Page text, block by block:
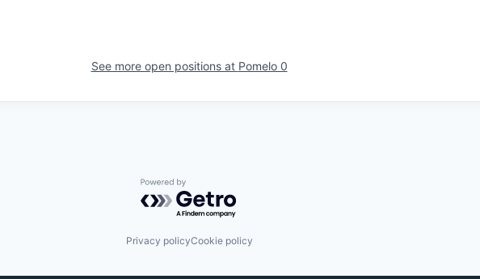
See more open positions at Pomelo 0
Powered by Getro.com
Privacy policyCookie policy